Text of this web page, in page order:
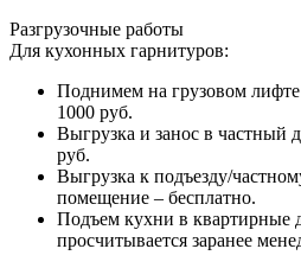
Разгрузочные работы
Для кухонных гарнитуров:
Поднимем на грузовом лифте
1000 руб.
Выгрузка и занос в частный
руб.
Выгрузка к подъезду/
помещение – бесплатно.
Подъем кухни в квартирные
просчитывается заранее